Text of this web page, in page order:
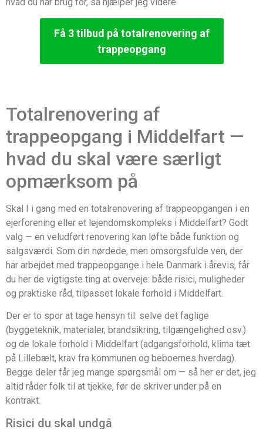
Få 3 tilbud på totalrenovering af
trappeopgang
Totalrenovering af
trappeopgang i Middelfart —
hvad du skal være særligt
opmærksom på
Skal I i gang med en totalrenovering af trappeopgangen i en
ejerforening eller et lejendomskompleks i Middelfart? Godt
valg — en veludført renovering kan løfte både funktion og
salgsværdi. Som din nørdede, men omsorgsfulde ven, der
har arbejdet med trappeopgange i hele Danmark i årevis, får
du her de vigtigste ting at overveje: både risici, muligheder
og praktiske råd, tilpasset lokale forhold i Middelfart.
Der er to spor at tage hensyn til: selve det faglige
(byggeteknik, materialer, brandsikring, tilgængelighed osv.)
og de lokale forhold i Middelfart (adgangsforhold, klima tæt
på Lillebælt, krav fra kommunen og beboernes hverdag).
Begge deler får jeg mange spørgsmål om — så her er det, jeg
altid råder folk til at tjekke, før de skriver under på en
kontrakt.
Risici du skal undgå